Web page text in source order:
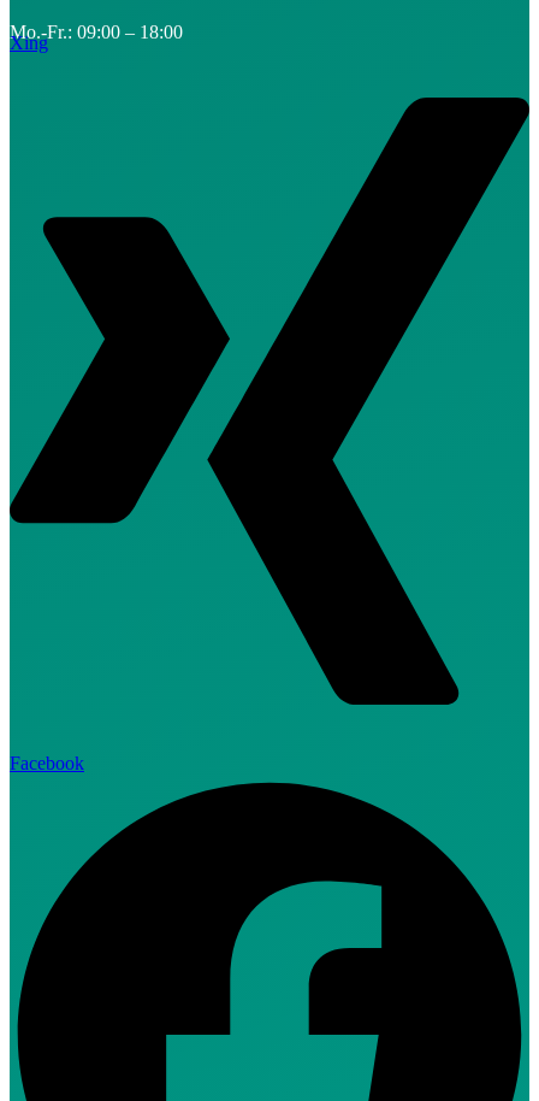
Mo.-Fr.: 09:00 – 18:00
Xing
Facebook